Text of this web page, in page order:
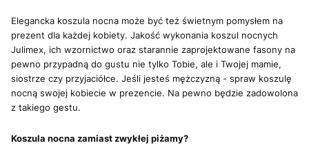
Elegancka koszula nocna może być też świetnym pomysłem na
prezent dla każdej kobiety. Jakość wykonania koszul nocnych
Julimex, ich wzornictwo oraz starannie zaprojektowane fasony na
pewno przypadną do gustu nie tylko Tobie, ale i Twojej mamie,
siostrze czy przyjaciółce. Jeśli jesteś mężczyzną - spraw koszulę
nocną swojej kobiecie w prezencie. Na pewno będzie zadowolona
z takiego gestu.
Koszula nocna zamiast zwykłej piżamy?